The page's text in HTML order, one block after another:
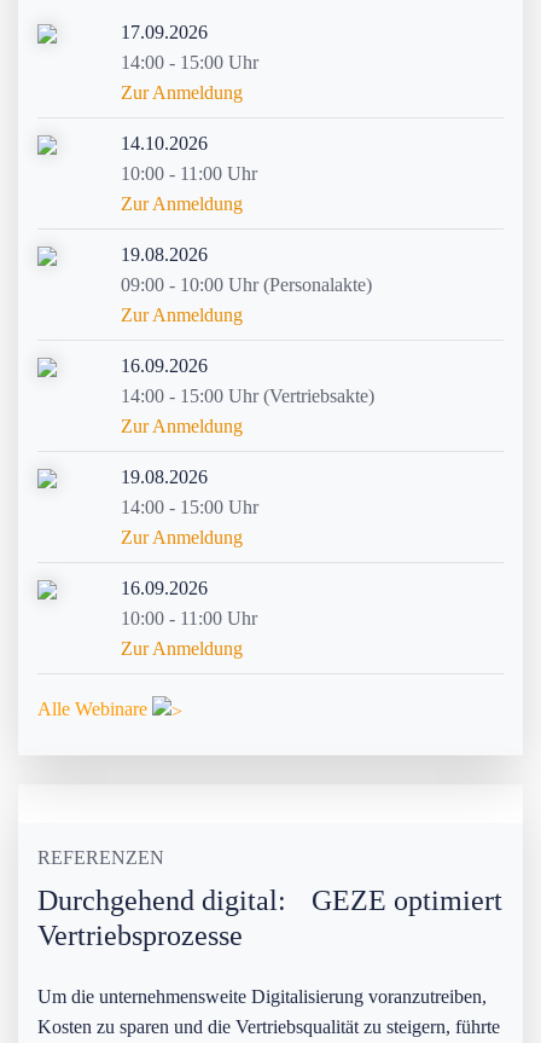
17.09.2026
14:00 - 15:00 Uhr
Zur Anmeldung
14.10.2026
10:00 - 11:00 Uhr
Zur Anmeldung
19.08.2026
09:00 - 10:00 Uhr (Personalakte)
Zur Anmeldung
16.09.2026
14:00 - 15:00 Uhr (Vertriebsakte)
Zur Anmeldung
19.08.2026
14:00 - 15:00 Uhr
Zur Anmeldung
16.09.2026
10:00 - 11:00 Uhr
Zur Anmeldung
Alle Webinare
REFERENZEN
Durchgehend digital: GEZE optimiert
Vertriebsprozesse
Um die unternehmensweite Digitalisierung voranzutreiben,
Kosten zu sparen und die Vertriebsqualität zu steigern, führte